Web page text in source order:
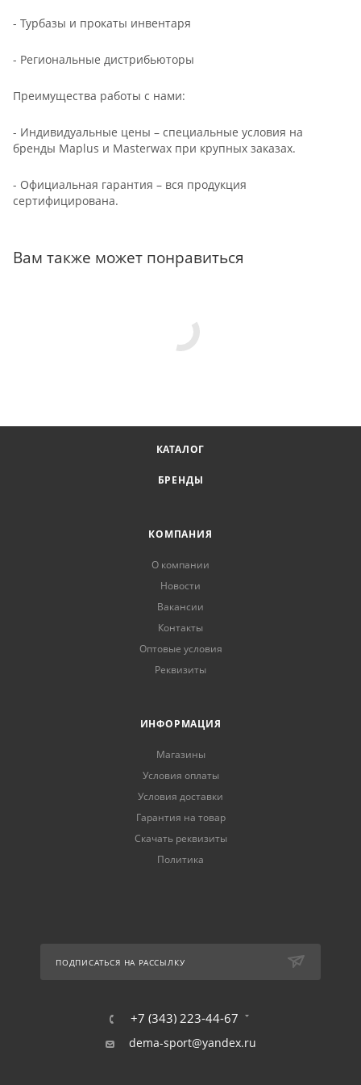
- Турбазы и прокаты инвентаря
- Региональные дистрибьюторы
Преимущества работы с нами:
- Индивидуальные цены – специальные условия на
бренды Maplus и Masterwax при крупных заказах.
- Официальная гарантия – вся продукция
сертифицирована.
Вам также может понравиться
КАТАЛОГ
БРЕНДЫ
КОМПАНИЯ
О компании
Новости
Вакансии
Контакты
Оптовые условия
Реквизиты
ИНФОРМАЦИЯ
Магазины
Условия оплаты
Условия доставки
Гарантия на товар
Скачать реквизиты
Политика
ПОДПИСАТЬСЯ НА РАССЫЛКУ
+7 (343) 223-44-67
dema-sport@yandex.ru